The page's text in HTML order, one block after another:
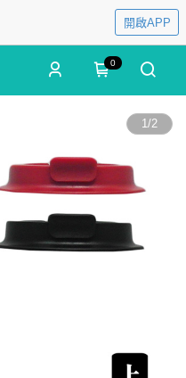
開啟APP
0
1/2